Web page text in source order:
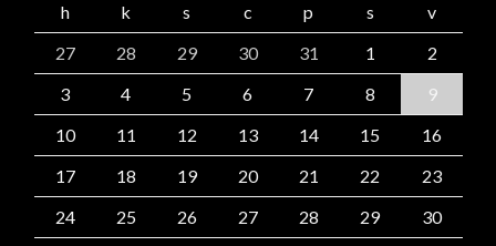
h
k s c p s
v
27
28 29 30 31 1
2
3
4 5 6 7 8
9
10
11 12 13 14 15
16
17
18 19 20 21 22
23
24
25 26 27 28 29
30